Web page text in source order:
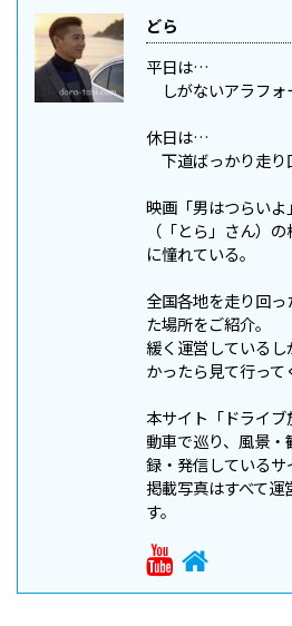
どら
平日は…
しがないアラフォ
休日は…
下道ばっかり走り
映画「男はつらい
（「とら」さん）
に憧れている。
全国各地を走り回
た場所をご紹介。
緩く運営している
かったら見て行って
本サイト「ドライ
動車で巡り、風景
録・発信しているサ
掲載写真はすべて運
す。